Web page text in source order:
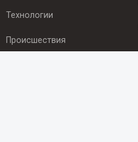
Технологии
Происшествия